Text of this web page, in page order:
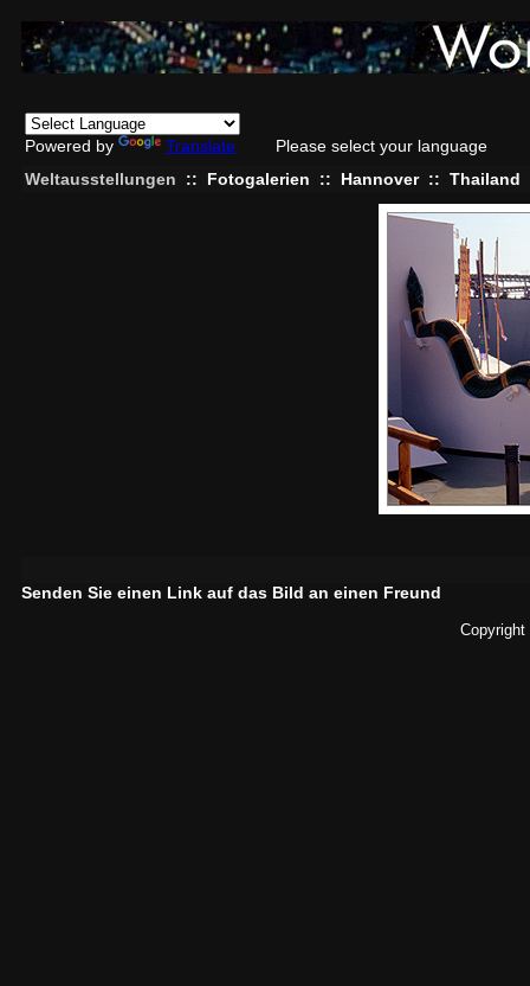
Powered by Translate
Please select your language
Weltausstellungen
:: Fotogalerien :: Hannover :: Thailand
Senden Sie einen Link auf das Bild an einen Freund